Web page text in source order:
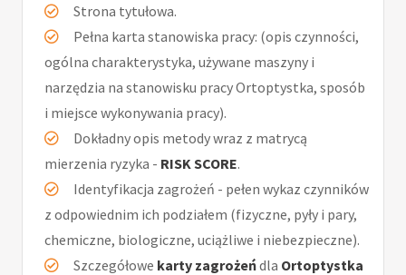
Strona tytułowa.
Pełna karta stanowiska pracy: (opis czynności,
ogólna charakterystyka, używane maszyny i
narzędzia na stanowisku pracy Ortoptystka, sposób
i miejsce wykonywania pracy).
Dokładny opis metody wraz z matrycą
mierzenia ryzyka - RISK SCORE.
Identyfikacja zagrożeń - pełen wykaz czynników
z odpowiednim ich podziałem (fizyczne, pyły i pary,
chemiczne, biologiczne, uciążliwe i niebezpieczne).
Szczegółowe karty zagrożeńdla Ortoptystka